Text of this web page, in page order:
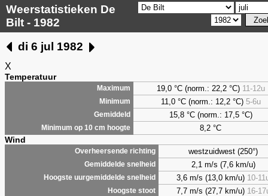
Weerstatistieken De
Bilt - 1982
di 6 jul 1982
X
Temperatuur
Maximum 19,0 °C (norm.: 22,2 °C) 11-12u
Minimum 11,0 °C (norm.: 12,2 °C) 5-6u
Gemiddeld 15,8 °C (norm.: 17,5 °C)
Minimum op 10 cm hoogte 8,2 °C
Wind
Overheersende richting westzuidwest (250°)
Gemiddelde snelheid 2,1 m/s (7,6 km/u)
Hoogste uurgemiddelde snelheid 3,6 m/s (13,0 km/u) 10-
Hoogste stoot 7,7 m/s (27,7 km/u) 16-